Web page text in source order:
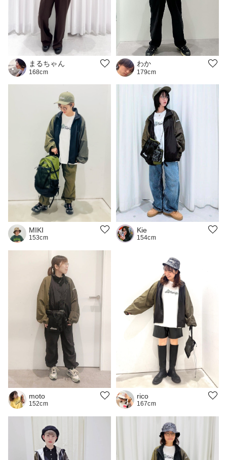
まるちゃん
168cm
わか
179cm
MIKI
153cm
Kie
154cm
moto
152cm
rico
167cm